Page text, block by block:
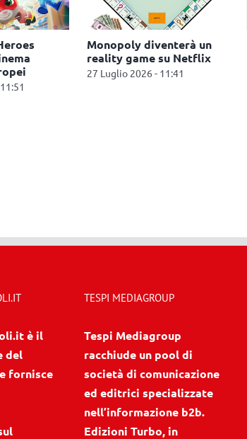
Monopoly diventerà un
reality game su Netflix
27 Luglio 2026 - 11:41
è il
del
fornisce
TESPI MEDIAGROUP
Tespi Mediagroup
racchiude un pool di
società di comunicazione
ed editrici specializzate
nell’informazione b2b.
Edizioni Turbo, in